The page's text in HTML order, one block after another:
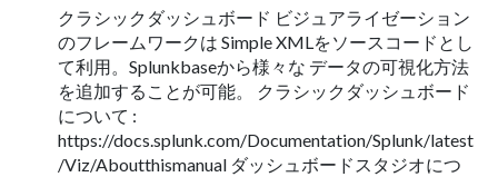
クラシックダッシュボード ビジュアライゼーション
のフレームワークは Simple XMLをソースコードとし
て利用。Splunkbaseから様々な データの可視化方法
を追加することが可能。 クラシックダッシュボード
について :
https://docs.splunk.com/Documentation/Splunk/latest
/Viz/Aboutthismanual ダッシュボードスタジオにつ